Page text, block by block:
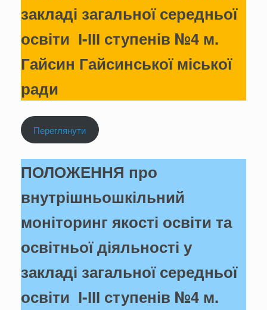
закладі загальної середньої
освіти І-ІІІ ступенів №4 м.
Гайсин Гайсинської міської
ради
Переглянути
ПОЛОЖЕННЯ про
внутрішньошкільний
моніторинг якості освіти та
освітньої діяльності у
закладі загальної середньої
освіти І-ІІІ ступенів №4 м.